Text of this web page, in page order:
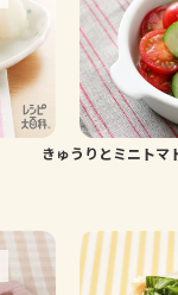
きゅうりとミニトマ